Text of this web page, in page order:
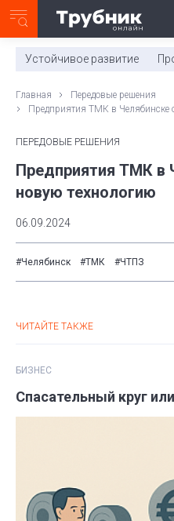
0:00/ 11:03
Устойчивое развитие
Главная
Передовые решения
Предприятия ТМК в Челябинске
ПЕРЕДОВЫЕ РЕШЕНИЯ
Предприятия ТМК в
новую технологию
06.09.2024
#Челябинск #ТМК #ЧТПЗ
ЧИТАЙТЕ ТАКЖЕ
БИЗНЕС
Спасательный круг